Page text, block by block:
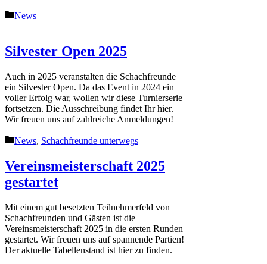
Kategorien
News
Silvester Open 2025
Auch in 2025 veranstalten die Schachfreunde
ein Silvester Open. Da das Event in 2024 ein
voller Erfolg war, wollen wir diese Turnierserie
fortsetzen. Die Ausschreibung findet Ihr hier.
Wir freuen uns auf zahlreiche Anmeldungen!
Kategorien
News, Schachfreunde unterwegs
Vereinsmeisterschaft 2025
gestartet
Mit einem gut besetzten Teilnehmerfeld von
Schachfreunden und Gästen ist die
Vereinsmeisterschaft 2025 in die ersten Runden
gestartet. Wir freuen uns auf spannende Partien!
Der aktuelle Tabellenstand ist hier zu finden.